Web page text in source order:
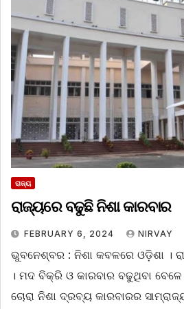
ରାଜ୍ୟ
ରାଜ୍ୟରେ ବଢୁଛି ନିଶା କାରବାର
FEBRUARY 6, 2024 NIRVAY
ଭୁବନେଶ୍ବର : ନିଶା କବଳରେ ଓଡ଼ିଶା ।
। ମଦ ବିକ୍ରି ଓ କାରବାର ବଢୁଥିବା
ଚୋରା ନିଶା ଦ୍ରବ୍ୟ କାରବାରର